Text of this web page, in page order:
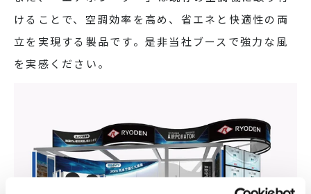
けることで、空調効率を高め、省エネと快適性の両
立を実現する製品です。是非当社ブースで強力な風
を実感ください。